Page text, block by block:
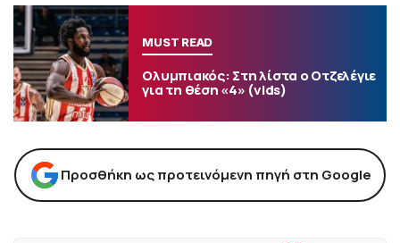
MUST READ
Ολυμπιακός: Στη λίστα ο Οτζελέγιε
για τη θέση «4» (vids)
Προσθήκη ως προτεινόμενη πηγή στη Google